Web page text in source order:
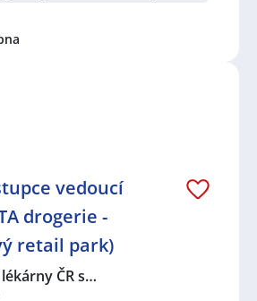
vedoucí
drogerie -
retail park)
ČR s…